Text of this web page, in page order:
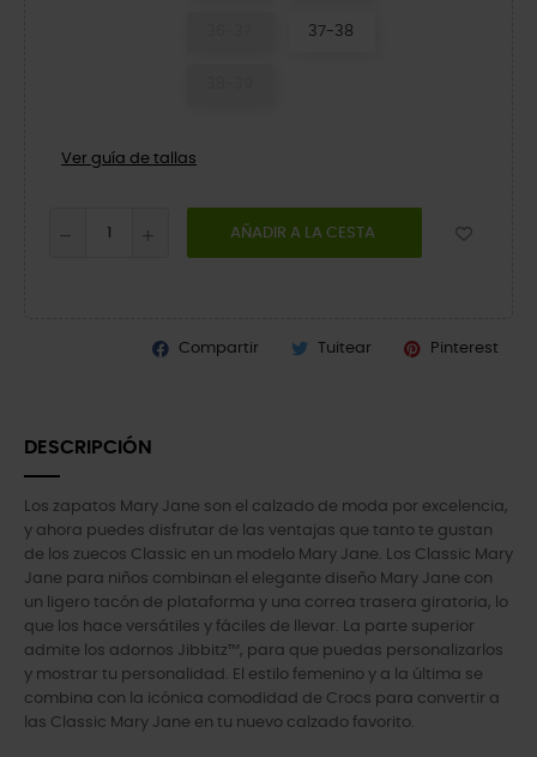
37-38
Ver guía de tallas
AÑADIR A LA CESTA
Compartir Tuitear Pinterest
DESCRIPCIÓN
Los zapatos Mary Jane son el calzado de moda por excelencia,
y ahora puedes disfrutar de las ventajas que tanto te gustan
de los zuecos Classic en un modelo Mary Jane. Los Classic Mary
Jane para niños combinan el elegante diseño Mary Jane con
un ligero tacón de plataforma y una correa trasera giratoria, lo
que los hace versátiles y fáciles de llevar. La parte superior
admite los adornos Jibbitz™, para que puedas personalizarlos
y mostrar tu personalidad. El estilo femenino y a la última se
combina con la icónica comodidad de Crocs para convertir a
las Classic Mary Jane en tu nuevo calzado favorito.